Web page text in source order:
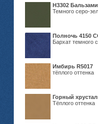
Н3302
Темного серо-
Полночь 4150
Бархат темного
Имбирь R5017
тёплого оттенка
Горный
Тёплого оттенка